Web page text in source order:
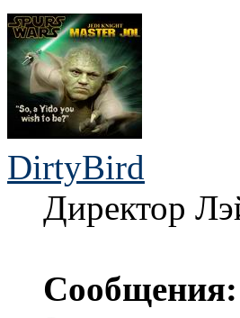
DirtyBird
Директор
Сообщения: